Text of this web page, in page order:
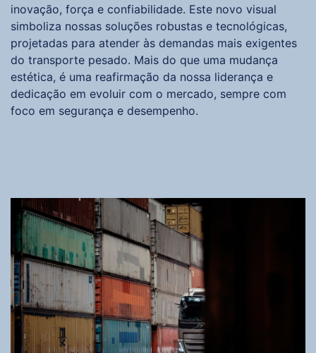
inovação, força e confiabilidade. Este novo visual
simboliza nossas soluções robustas e tecnológicas,
projetadas para atender às demandas mais exigentes
do transporte pesado. Mais do que uma mudança
estética, é uma reafirmação da nossa liderança e
dedicação em evoluir com o mercado, sempre com
foco em segurança e desempenho.